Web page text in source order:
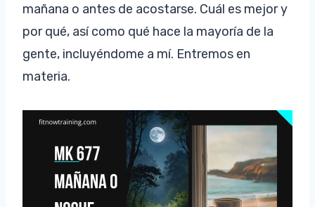
mañana o antes de acostarse. Cuál es mejor y
por qué, así como qué hace la mayoría de la
gente, incluyéndome a mí. Entremos en
materia.